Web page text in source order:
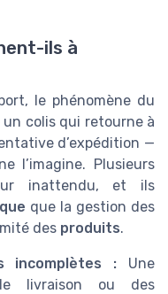
ils à
le phénomène du
colis qui retourne à
d’expédition —
l’imagine. Plusieurs
inattendu, et ils
que la gestion des
des produits.
incomplètes : Une
livraison ou des